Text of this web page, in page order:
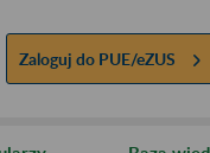
Zaloguj do PUE/eZUS